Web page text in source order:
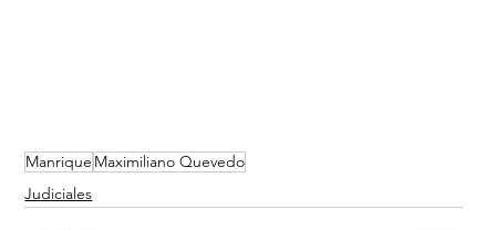
Manrique Maximiliano Quevedo
Judiciales